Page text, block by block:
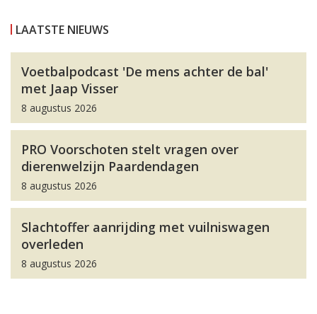
LAATSTE NIEUWS
Voetbalpodcast 'De mens achter de bal'
met Jaap Visser
8 augustus 2026
PRO Voorschoten stelt vragen over
dierenwelzijn Paardendagen
8 augustus 2026
Slachtoffer aanrijding met vuilniswagen
overleden
8 augustus 2026